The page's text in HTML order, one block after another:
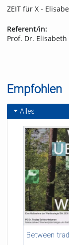
ZEIT für X -
Referent/in:
Prof. Dr.
Empfohlen
Alles
54:13 duration